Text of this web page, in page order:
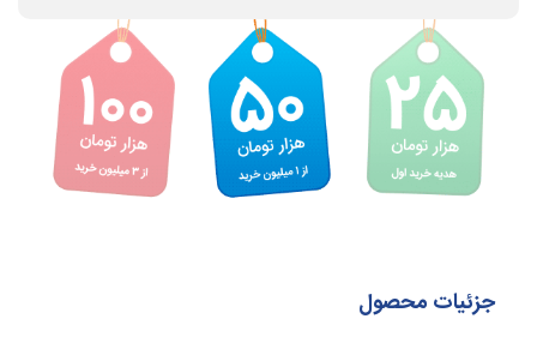
جزئیات محصول